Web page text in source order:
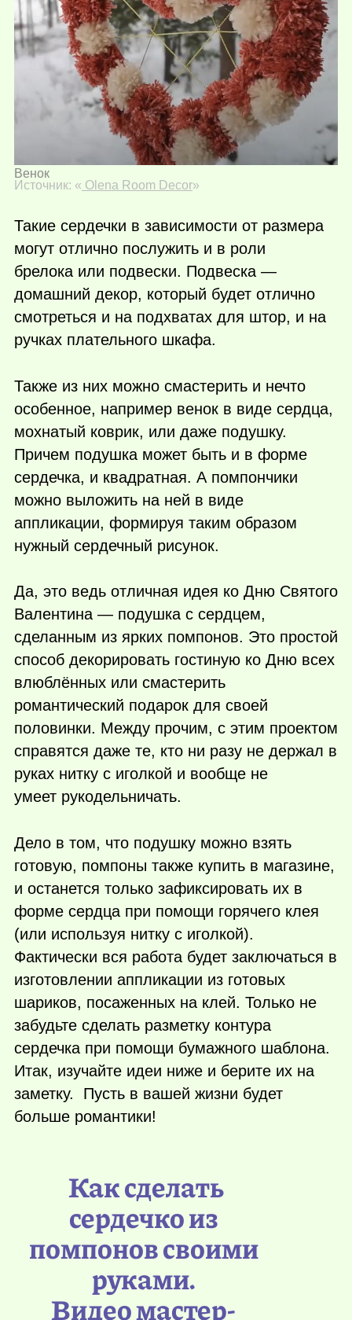
Венок
Источник: « Olena Room Decor»
Такие сердечки в зависимости от размера
могут отлично послужить и в роли
брелока или подвески. Подвеска —
домашний декор, который будет отлично
смотреться и на подхватах для штор, и на
ручках плательного шкафа.
Также из них можно смастерить и нечто
особенное, например венок в виде сердца,
мохнатый коврик, или даже подушку.
Причем подушка может быть и в форме
сердечка, и квадратная. А помпончики
можно выложить на ней в виде
аппликации, формируя таким образом
нужный сердечный рисунок.
Да, это ведь отличная идея ко Дню Святого
Валентина — подушка с сердцем,
сделанным из ярких помпонов. Это простой
способ декорировать гостиную ко Дню всех
влюблённых или смастерить
романтический подарок для своей
половинки. Между прочим, с этим проектом
справятся даже те, кто ни разу не держал в
руках нитку с иголкой и вообще не
умеет рукодельничать.
Дело в том, что подушку можно взять
готовую, помпоны также купить в магазине,
и останется только зафиксировать их в
форме сердца при помощи горячего клея
(или используя нитку с иголкой).
Фактически вся работа будет заключаться в
изготовлении аппликации из готовых
шариков, посаженных на клей. Только не
забудьте сделать разметку контура
сердечка при помощи бумажного шаблона.
Итак, изучайте идеи ниже и берите их на
заметку. Пусть в вашей жизни будет
больше романтики!
Как сделать
сердечко из
помпонов своими
руками.
Видео мастер-